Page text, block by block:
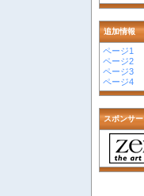
追加情報
ページ1
ページ2
ページ3
ページ4
スポンサー